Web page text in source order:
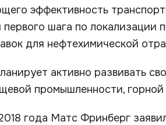
эффективность
первого шага по локализации
для нефтехимической
активно развивать
промышленности,
года Матс Фринберг